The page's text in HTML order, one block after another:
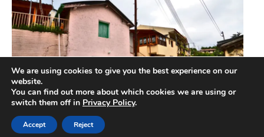
We are using cookies to give you the best experience on our
website.
You can find out more about which cookies we are using or
switch them off in Privacy Policy.
Accept Reject